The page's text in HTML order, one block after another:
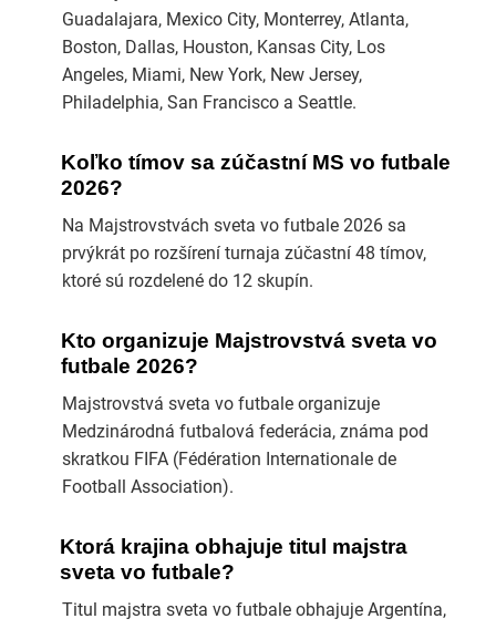
Guadalajara, Mexico City, Monterrey, Atlanta,
Boston, Dallas, Houston, Kansas City, Los
Angeles, Miami, New York, New Jersey,
Philadelphia, San Francisco a Seattle.
Koľko tímov sa zúčastní MS vo futbale
2026?
Na Majstrovstvách sveta vo futbale 2026 sa
prvýkrát po rozšírení turnaja zúčastní 48 tímov,
ktoré sú rozdelené do 12 skupín.
Kto organizuje Majstrovstvá sveta vo
futbale 2026?
Majstrovstvá sveta vo futbale organizuje
Medzinárodná futbalová federácia, známa pod
skratkou FIFA (Fédération Internationale de
Football Association).
Ktorá krajina obhajuje titul majstra
sveta vo futbale?
Titul majstra sveta vo futbale obhajuje Argentína,